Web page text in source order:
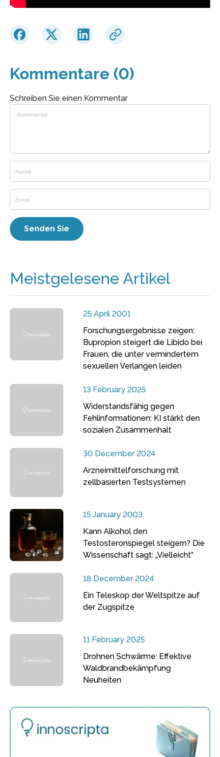
Kommentare (0)
Schreiben Sie einen Kommentar
Meistgelesene Artikel
25 April 2001
Forschungsergebnisse zeigen:
Bupropion steigert die Libido bei
Frauen, die unter vermindertem
sexuellen Verlangen leiden
13 February 2025
Widerstandsfähig gegen
Fehlinformationen: KI stärkt den
sozialen Zusammenhalt
30 December 2024
Arzneimittelforschung mit
zellbasierten Testsystemen
15 January 2003
Kann Alkohol den
Testosteronspiegel steigern? Die
Wissenschaft sagt: „Vielleicht“
18 December 2024
Ein Teleskop der Weltspitze auf
der Zugspitze
11 February 2025
Drohnen Schwärme: Effektive
Waldbrandbekämpfung
Neuheiten